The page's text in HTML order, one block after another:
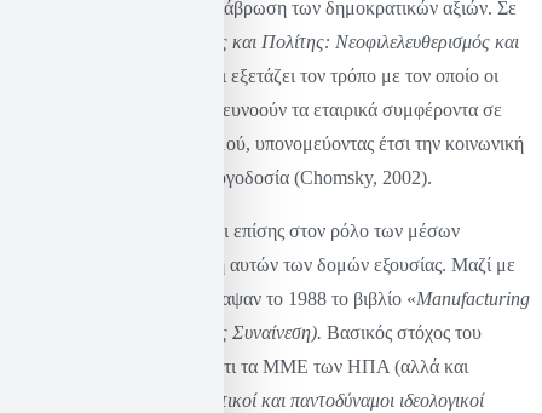
συστημική ανισότητα και διάβρωση των δημοκρατικών αξιών. Σε
Κέρδος και Πολίτης: Νεοφιλελευθερισμός και
» ο Τσόμσκι εξετάζει τον τρόπο με τον οποίο οι
νεοφιλελεύθερες πολιτικές ευνοούν τα εταιρικά συμφέροντα σε
βάρος του γενικού πληθυσμού, υπονομεύοντας έτσι την κοινωνική
ευημερία και τη δημόσια λογοδοσία (Chomsky, 2002).
Η ανάλυση του επεκτείνεται επίσης στον ρόλο των μέσων
ενημέρωσης στη διατήρηση αυτών των δομών εξουσίας. Μαζί με
τον Έντουαρντ Χέρμαν έγραψαν το 1988 το βιβλίο «Manufacturing
Consent» (Κατασκευάζοντας Συναίνεση). Βασικός στόχος του
βιβλίου ήταν να αποδείξει ότι τα ΜΜΕ των ΗΠΑ (αλλά και
αποτελεσματικοί και παντοδύναμοι ιδεολογικοί